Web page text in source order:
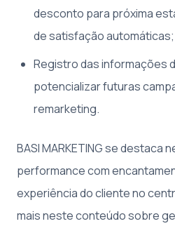
desconto para próxima
de satisfação automáticas;
Registro das informações
potencializar futuras
remarketing.
BASI MARKETING se destaca
performance com
experiência do cliente no
mais neste conteúdo sobre